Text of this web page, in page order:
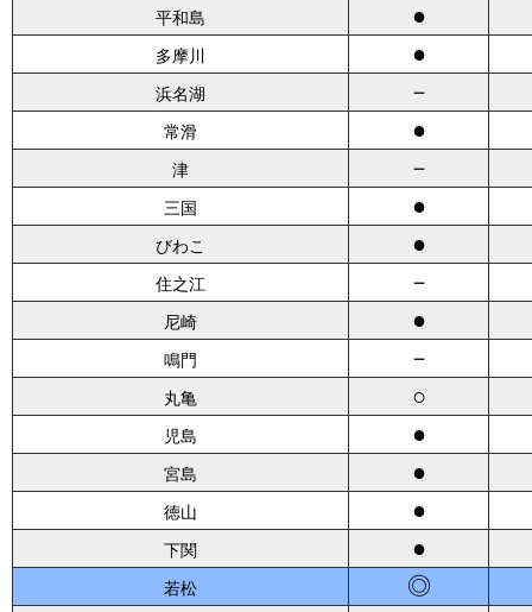
平和島 ●
多摩川 ●
浜名湖 －
常滑 ●
津 －
三国 ●
びわこ ●
住之江 －
尼崎 ●
鳴門 －
丸亀 ○
児島 ●
宮島 ●
徳山 ●
下関 ●
若松 ◎